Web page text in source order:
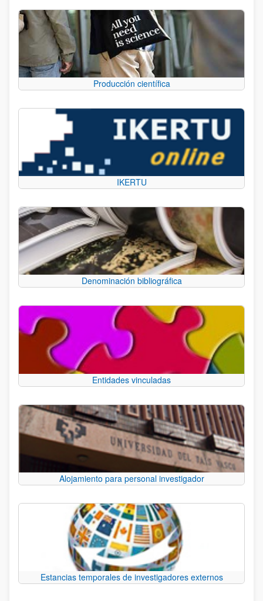
Producción científica
IKERTU
Denominación bibliográfica
Entidades vinculadas
Alojamiento para personal investigador
Estancias temporales de investigadores externos